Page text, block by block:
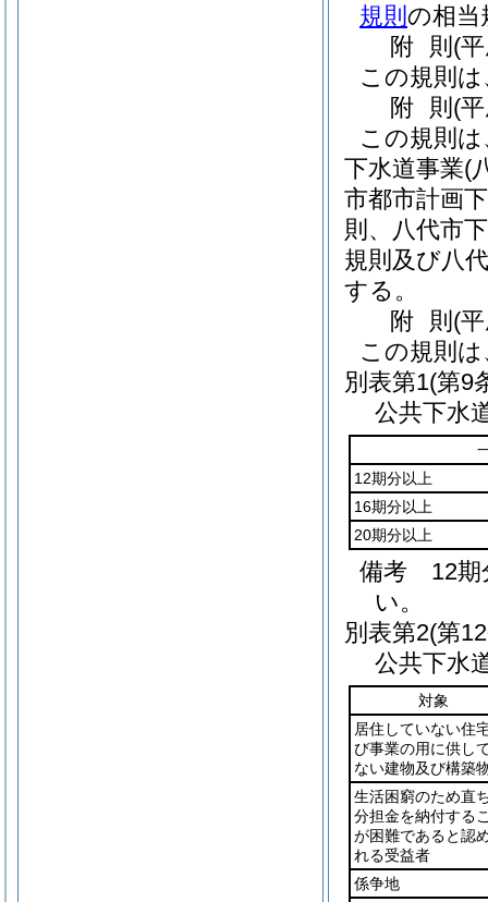
規則 の相当
附 則 (
この規則
附 則 (
この規則
下水道事業(
市都市計画
則、八代市
規則及び八
する。
附 則 (
この規則
別表第1(第9
公共下水
12期分以上
16期分以上
20期分以上
備考 12期
い。
別表第2(第
公共下水
対象
居住していない住
び事業の用に供し
ない建物及び構築
生活困窮のため直
分担金を納付する
が困難であると認
れる受益者
係争地